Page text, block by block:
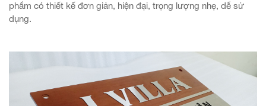
phẩm có thiết kế đơn giản, hiện đại, trọng lượng nhẹ, dễ sử
dụng.